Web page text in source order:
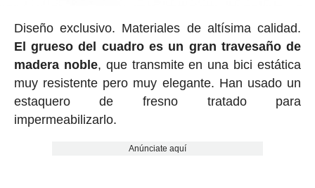
Diseño exclusivo. Materiales de altísima calidad.
El grueso del cuadro es un gran travesaño de
madera noble, que transmite en una bici estática
muy resistente pero muy elegante. Han usado un
estaquero de fresno tratado para
impermeabilizarlo.
Anúnciate aquí